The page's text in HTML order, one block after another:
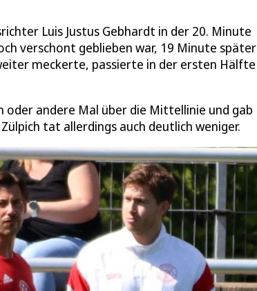
Luis Justus Gebhardt in der 20. Minute
verschont geblieben war, 19 Minute später
meckerte, passierte in der ersten Hälfte
oder andere Mal über die Mittellinie und gab
tat allerdings auch deutlich weniger.